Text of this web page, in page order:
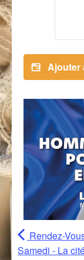
Ajouter
Rendez-
Samedi - La